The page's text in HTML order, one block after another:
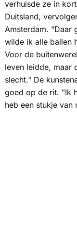
verhuisde ze in
Duitsland,
Amsterdam. "Daar
wilde ik alle ballen
Voor de
leven leidde, maar
slecht." De
goed op de rit. "Ik
heb een stukje